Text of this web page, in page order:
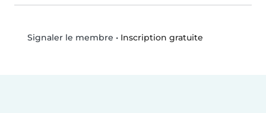
Signaler le membre • Inscription gratuite